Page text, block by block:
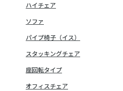
ハイチェア
ソファ
パイプ椅子（イス）
スタッキングチェア
座回転タイプ
オフィスチェア